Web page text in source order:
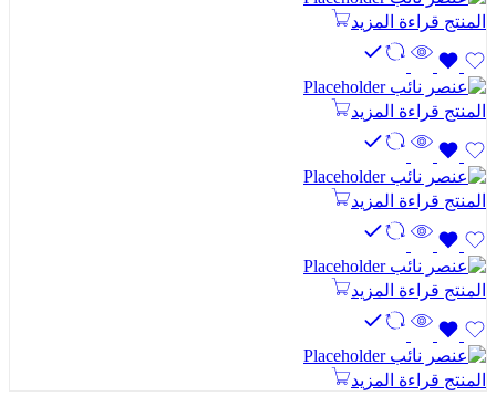
المنتج قراءة المزيد
المنتج قراءة المزيد
المنتج قراءة المزيد
المنتج قراءة المزيد
المنتج قراءة المزيد